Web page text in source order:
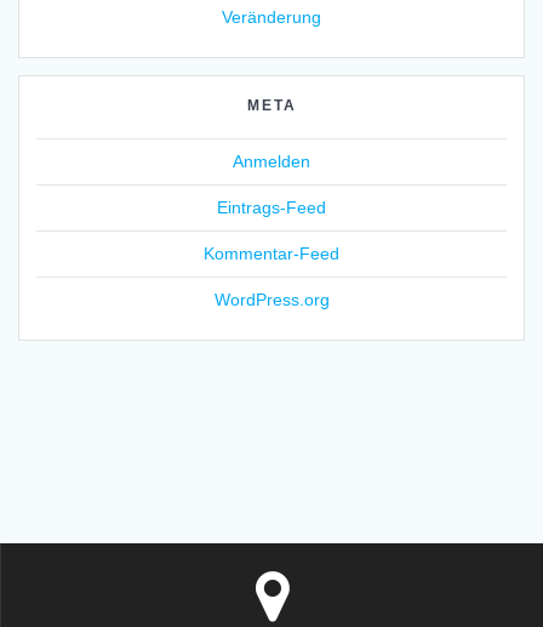
Veränderung
META
Anmelden
Eintrags-Feed
Kommentar-Feed
WordPress.org